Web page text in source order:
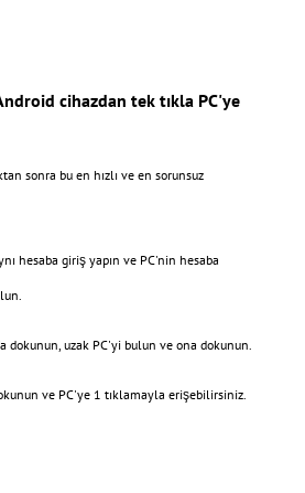
cihazdan tek tıkla PC'ye
sonra bu en hızlı ve en sorunsuz
hesaba giriş yapın ve PC'nin hesaba
dokunun, uzak PC'yi bulun ve ona dokunun.
ve PC'ye 1 tıklamayla erişebilirsiniz.